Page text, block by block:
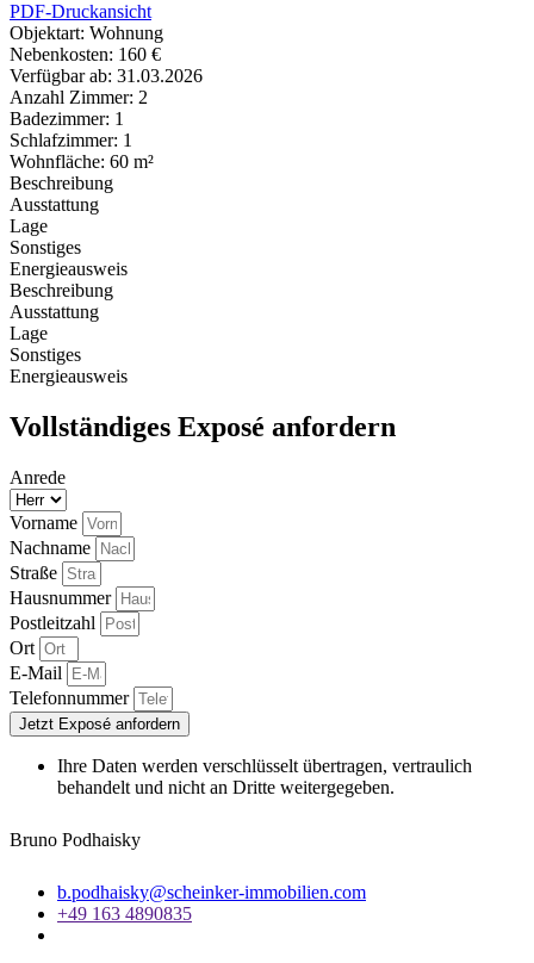
PDF-Druckansicht
Objektart: Wohnung
Nebenkosten: 160 €
Verfügbar ab: 31.03.2026
Anzahl Zimmer: 2
Badezimmer: 1
Schlafzimmer: 1
Wohnfläche: 60 m²
Beschreibung
Ausstattung
Lage
Sonstiges
Energieausweis
Beschreibung
Ausstattung
Lage
Sonstiges
Energieausweis
Vollständiges Exposé anfordern
Anrede
Vorname
Nachname
Straße
Hausnummer
Postleitzahl
Ort
E-Mail
Telefonnummer
Jetzt Exposé anfordern
Ihre Daten werden verschlüsselt übertragen, vertraulich
behandelt und nicht an Dritte weitergegeben.
Bruno Podhaisky
b.podhaisky@scheinker-immobilien.com
+49 163 4890835